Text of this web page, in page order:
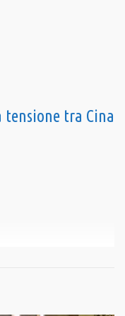
tensione tra Cina